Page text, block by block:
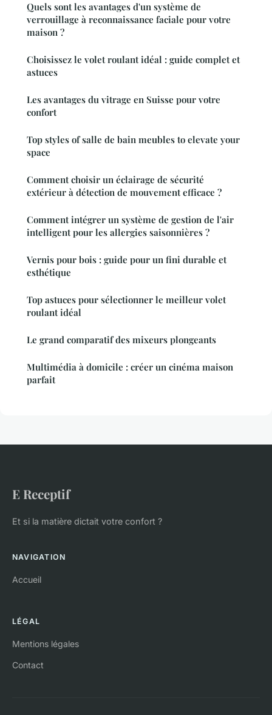
Quels sont les avantages d'un système de
verrouillage à reconnaissance faciale pour votre
maison ?
Choisissez le volet roulant idéal : guide complet et
astuces
Les avantages du vitrage en Suisse pour votre
confort
Top styles of salle de bain meubles to elevate your
space
Comment choisir un éclairage de sécurité
extérieur à détection de mouvement efficace ?
Comment intégrer un système de gestion de l'air
intelligent pour les allergies saisonnières ?
Vernis pour bois : guide pour un fini durable et
esthétique
Top astuces pour sélectionner le meilleur volet
roulant idéal
Le grand comparatif des mixeurs plongeants
Multimédia à domicile : créer un cinéma maison
parfait
E Receptif
Et si la matière dictait votre confort ?
NAVIGATION
Accueil
LÉGAL
Mentions légales
Contact